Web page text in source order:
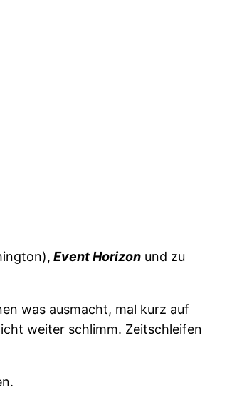
Event Horizon und zu
was ausmacht, mal kurz auf
weiter schlimm. Zeitschleifen